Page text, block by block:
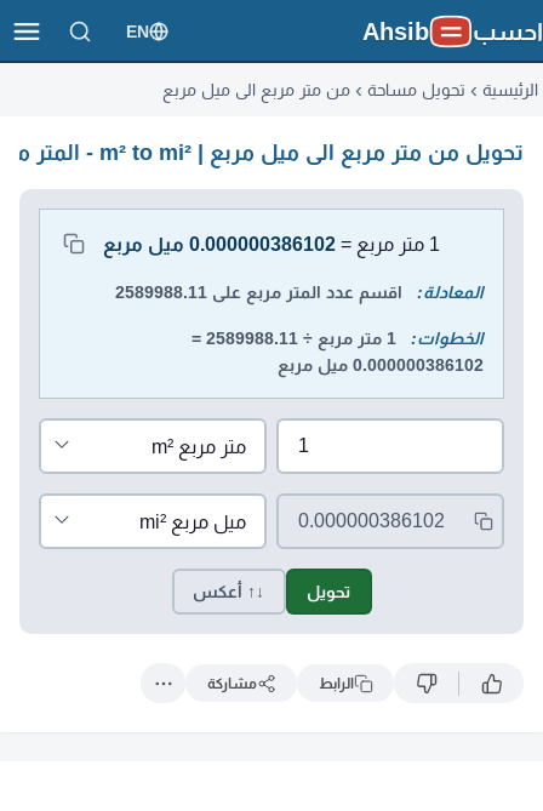
احسب Ahsib
EN
الرئيسية تحويل مساحة من متر مربع الى ميل مربع
تحويل من متر مربع الى ميل مربع | m² to mi² - المتر مربع كم ميل مربع
1 متر مربع = 0.000000386102 ميل مربع
المعادلة: اقسم عدد المتر مربع على 2589988.11
الخطوات:
1 متر مربع ÷ 2589988.11 =
0.000000386102 ميل مربع
تحويل ↓↑ أعكس
الرابط مشاركة